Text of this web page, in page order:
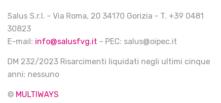
Salus S.r.l. - Via Roma, 20 34170 Gorizia - T. +39 0481
30823
E-mail: info@salusfvg.it - PEC: salus@oipec.it
DM 232/2023 Risarcimenti liquidati negli ultimi cinque
anni: nessuno
© MULTIWAYS